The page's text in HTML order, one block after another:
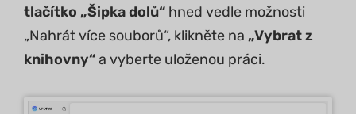
tlačítko „Šipka dolů“ hned vedle možnosti
„Nahrát více souborů“, klikněte na „Vybrat z
knihovny“a vyberte uloženou práci.